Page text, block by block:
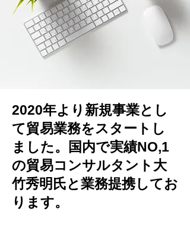
2020年より新規事業とし
て貿易業務をスタートし
ました。国内で実績NO,1
の貿易コンサルタント大
竹秀明氏と業務提携してお
ります。